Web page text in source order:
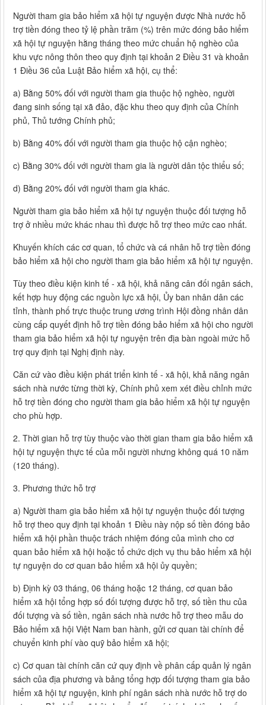
Người tham gia bảo hiểm xã hội tự nguyện được Nhà nước hỗ
trợ tiền đóng theo tỷ lệ phần trăm (%) trên mức đóng bảo hiểm
xã hội tự nguyện hằng tháng theo mức chuẩn hộ nghèo của
khu vực nông thôn theo quy định tại khoản 2 Điều 31 và khoản
1 Điều 36 của Luật Bảo hiểm xã hội, cụ thể:
a) Bằng 50% đối với người tham gia thuộc hộ nghèo, người
đang sinh sống tại xã đảo, đặc khu theo quy định của Chính
phủ, Thủ tướng Chính phủ;
b) Bằng 40% đối với người tham gia thuộc hộ cận nghèo;
c) Bằng 30% đối với người tham gia là người dân tộc thiểu số;
d) Bằng 20% đối với người tham gia khác.
Người tham gia bảo hiểm xã hội tự nguyện thuộc đối tượng hỗ
trợ ở nhiều mức khác nhau thì được hỗ trợ theo mức cao nhất.
Khuyến khích các cơ quan, tổ chức và cá nhân hỗ trợ tiền đóng
bảo hiểm xã hội cho người tham gia bảo hiểm xã hội tự nguyện.
Tùy theo điều kiện kinh tế - xã hội, khả năng cân đối ngân sách,
kết hợp huy động các nguồn lực xã hội, Ủy ban nhân dân các
tỉnh, thành phố trực thuộc trung ương trình Hội đồng nhân dân
cùng cấp quyết định hỗ trợ tiền đóng bảo hiểm xã hội cho người
tham gia bảo hiểm xã hội tự nguyện trên địa bàn ngoài mức hỗ
trợ quy định tại Nghị định này.
Căn cứ vào điều kiện phát triển kinh tế - xã hội, khả năng ngân
sách nhà nước từng thời kỳ, Chính phủ xem xét điều chỉnh mức
hỗ trợ tiền đóng cho người tham gia bảo hiểm xã hội tự nguyện
cho phù hợp.
2. Thời gian hỗ trợ tùy thuộc vào thời gian tham gia bảo hiểm xã
hội tự nguyện thực tế của mỗi người nhưng không quá 10 năm
(120 tháng).
3. Phương thức hỗ trợ
a) Người tham gia bảo hiểm xã hội tự nguyện thuộc đối tượng
hỗ trợ theo quy định tại khoản 1 Điều này nộp số tiền đóng bảo
hiểm xã hội phần thuộc trách nhiệm đóng của mình cho cơ
quan bảo hiểm xã hội hoặc tổ chức dịch vụ thu bảo hiểm xã hội
tự nguyện do cơ quan bảo hiểm xã hội ủy quyền;
b) Định kỳ 03 tháng, 06 tháng hoặc 12 tháng, cơ quan bảo
hiểm xã hội tổng hợp số đối tượng được hỗ trợ, số tiền thu của
đối tượng và số tiền, ngân sách nhà nước hỗ trợ theo mẫu do
Bảo hiểm xã hội Việt Nam ban hành, gửi cơ quan tài chính để
chuyển kinh phí vào quỹ bảo hiểm xã hội;
c) Cơ quan tài chính căn cứ quy định về phân cấp quản lý ngân
sách của địa phương và bảng tổng hợp đối tượng tham gia bảo
hiểm xã hội tự nguyện, kinh phí ngân sách nhà nước hỗ trợ do